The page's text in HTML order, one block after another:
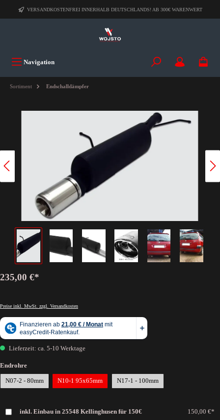
VERSANDKOSTENFREI INNERHALB DEUTSCHLANDS! AB 300€ WARENWERT
Navigation
Sortiment Endschalldämpfer
235,00 €*
Preise inkl. MwSt. zzgl. Versandkosten
Lieferzeit: ca. 5-10 Werktage
Endrohre
N07-2 - 80mm N10-1 95x65mm N17-1 - 100mm
inkl. Einbau in 25548 Kellinghusen für 150€ 150,00 €*